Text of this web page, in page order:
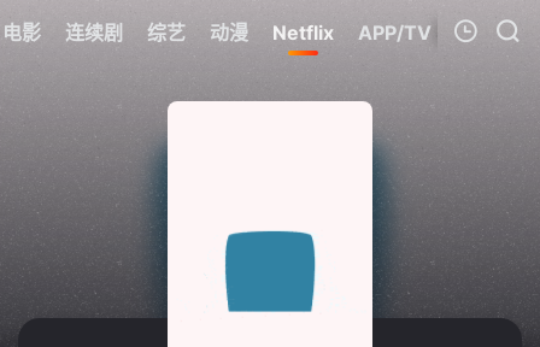
电影 连续剧 综艺 动漫 Netflix APP/TV
暂无观看影片的记录